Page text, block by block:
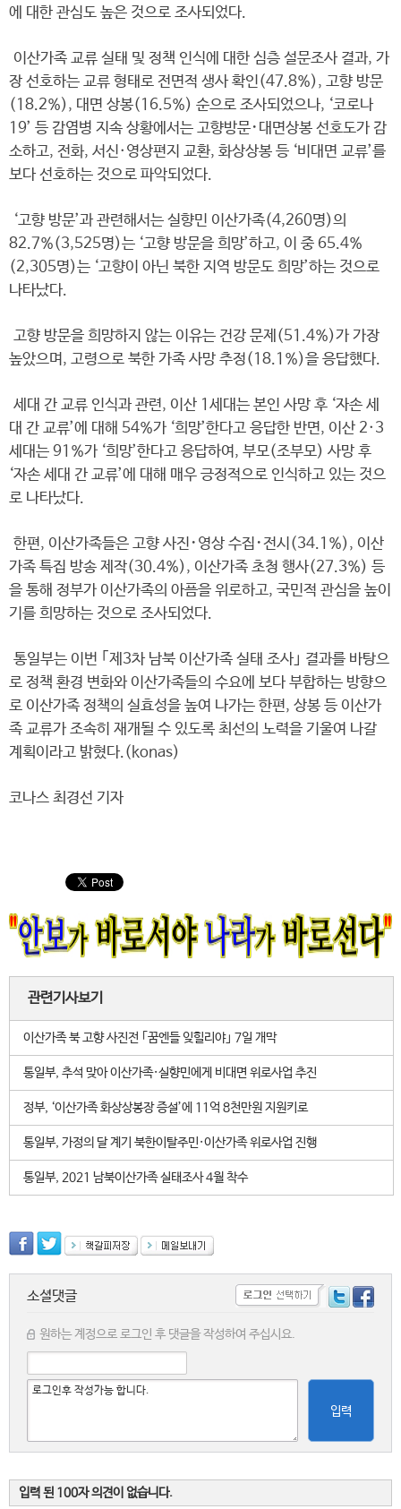
에 대한 관심도 높은 것으로 조사되었다.
이산가족 교류 실태 및 정책 인식에 대한 심층 설문조사 결과, 가
장 선호하는 교류 형태로 전면적 생사 확인(47.8%), 고향 방문
(18.2%), 대면 상봉(16.5%) 순으로 조사되었으나, ‘코로나
19’ 등 감염병 지속 상황에서는 고향방문･대면상봉 선호도가 감
소하고, 전화, 서신·영상편지 교환, 화상상봉 등 ‘비대면 교류’를
보다 선호하는 것으로 파악되었다.
‘고향 방문’과 관련해서는 실향민 이산가족(4,260명)의
82.7%(3,525명)는 ‘고향 방문을 희망’하고, 이 중 65.4%
(2,305명)는 ‘고향이 아닌 북한 지역 방문도 희망’하는 것으로
나타났다.
고향 방문을 희망하지 않는 이유는 건강 문제(51.4%)가 가장
높았으며, 고령으로 북한 가족 사망 추정(18.1%)을 응답했다.
세대 간 교류 인식과 관련, 이산 1세대는 본인 사망 후 ‘자손 세
대 간 교류’에 대해 54%가 ‘희망’한다고 응답한 반면, 이산 2·3
세대는 91%가 ‘희망’한다고 응답하여, 부모(조부모) 사망 후
‘자손 세대 간 교류’에 대해 매우 긍정적으로 인식하고 있는 것으
로 나타났다.
한편, 이산가족들은 고향 사진･영상 수집･전시(34.1%), 이산
가족 특집 방송 제작(30.4%), 이산가족 초청 행사(27.3%) 등
을 통해 정부가 이산가족의 아픔을 위로하고, 국민적 관심을 높이
기를 희망하는 것으로 조사되었다.
통일부는 이번 ｢제3차 남북 이산가족 실태 조사｣ 결과를 바탕으
로 정책 환경 변화와 이산가족들의 수요에 보다 부합하는 방향으
로 이산가족 정책의 실효성을 높여 나가는 한편, 상봉 등 이산가
족 교류가 조속히 재개될 수 있도록 최선의 노력을 기울여 나갈
계획이라고 밝혔다.(konas)
코나스 최경선 기자
관련기사보기
이산가족 북 고향 사진전 ｢꿈엔들 잊힐리야｣ 7일 개막
통일부, 추석 맞아 이산가족·실향민에게 비대면 위로사업 추진
정부, ‘이산가족 화상상봉장 증설’에 11억 8천만원 지원키로
통일부, 가정의 달 계기 북한이탈주민·이산가족 위로사업 진행
통일부, 2021 남북이산가족 실태조사 4월 착수
소셜댓글
원하는 계정으로 로그인 후 댓글을 작성하여 주십시요.
입력
입력 된 100자 의견이 없습니다.